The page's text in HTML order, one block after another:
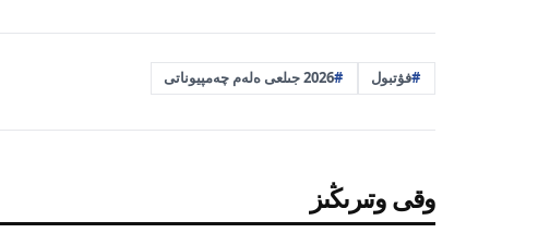
فۋتبول 2026 جىلعى ەلەم چەمپيوناتى
وقى وتىرىڭىز